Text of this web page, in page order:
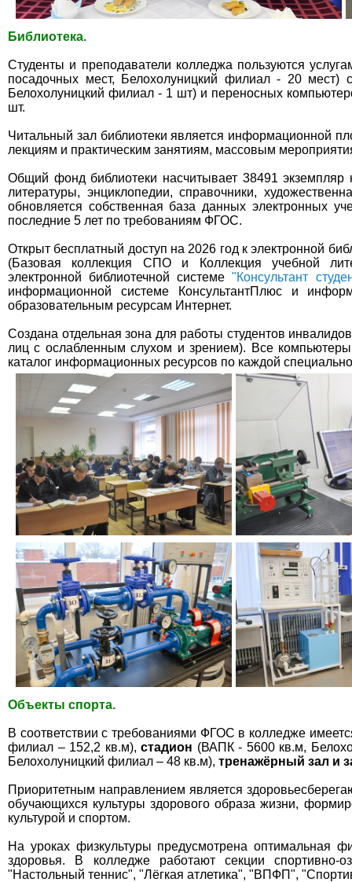
Библиотека.
Студенты и преподаватели колледжа пользуются
посадочных мест, Белохолуницкий филиал - 20
Белохолуницкий филиал - 1 шт) и переносных
шт.
Читальный зал библиотеки является информационной
лекциям и практическим занятиям, массовым
Общий фонд библиотеки насчитывает 38491 экземпляр
литературы, энциклопедии, справочники,
обновляется собственная база данных электронных
последние 5 лет по требованиям ФГОС.
Открыт бесплатный доступ на 2026 год к электронной
(Базовая коллекция СПО и Коллекция учебной
электронной библиотечной системе"Консультант
информационной системе КонсультантПлюс и
образовательным ресурсам Интернет.
Создана отдельная зона для работы студентов
лиц с ослабленным слухом и зрением). Все
каталог информационных ресурсов по каждой
Объекты спорта.
В соответствии с требованиями ФГОС в колледже
филиал – 152,2 кв.м), стадион (ВАПК - 5600 кв.м,
Белохолуницкий филиал – 48 кв.м), тренажёрный зал и
Приоритетным направлением является
обучающихся культуры здорового образа жизни,
культурой и спортом.
На уроках физкультуры предусмотрена оптимальная
здоровья. В колледже работают секции спортивно-
"Настольный теннис", "Лёгкая атлетика", "ВПФП",